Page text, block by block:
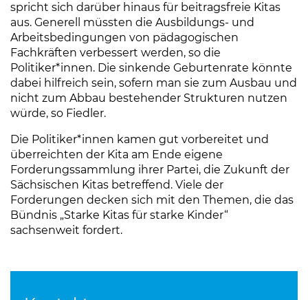
spricht sich darüber hinaus für beitragsfreie Kitas
aus. Generell müssten die Ausbildungs- und
Arbeitsbedingungen von pädagogischen
Fachkräften verbessert werden, so die
Politiker*innen. Die sinkende Geburtenrate könnte
dabei hilfreich sein, sofern man sie zum Ausbau und
nicht zum Abbau bestehender Strukturen nutzen
würde, so Fiedler.
Die Politiker*innen kamen gut vorbereitet und
überreichten der Kita am Ende eigene
Forderungssammlung ihrer Partei, die Zukunft der
Sächsischen Kitas betreffend. Viele der
Forderungen decken sich mit den Themen, die das
Bündnis „Starke Kitas für starke Kinder“
sachsenweit fordert.